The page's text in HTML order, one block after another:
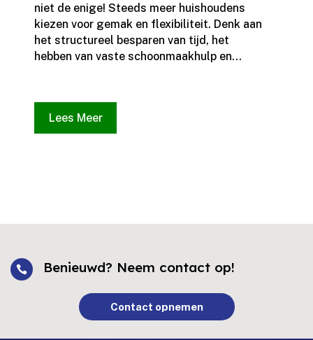
niet de enige! Steeds meer huishoudens
kiezen voor gemak en flexibiliteit.​ Denk aan
het structureel besparen van tijd, het
hebben van vaste schoonmaakhulp en...
Lees Meer
 Benieuwd? Neem contact op!
Contact opnemen